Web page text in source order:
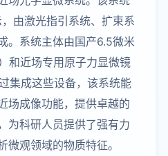
由激光指引系统、扩束系
。系统主体由国产6.5微米
和近场专用原子力显微镜
集成这些设备，该系统能
场成像功能，提供卓越的
为科研人员提供了强有力
微观领域的物质特征。